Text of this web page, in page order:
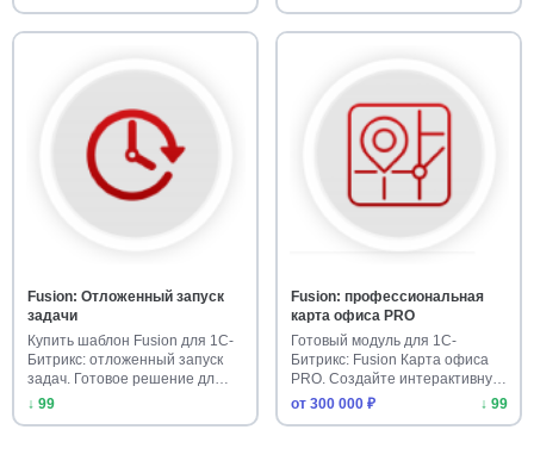
Fusion: Отложенный запуск
задачи
Купить шаблон Fusion для 1С-
Битрикс: отложенный запуск
задач. Готовое решение дл…
↓ 99
Fusion: профессиональная
карта офиса PRO
Готовый модуль для 1С-
Битрикс: Fusion Карта офиса
PRO. Создайте интерактивную
ка…
от 300 000 ₽ ↓ 99